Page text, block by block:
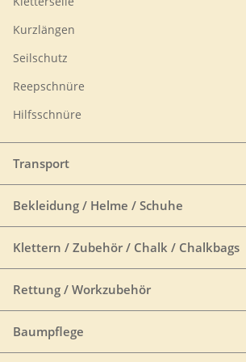
Kurzlängen
Seilschutz
Reepschnüre
Hilfsschnüre
Transport
Bekleidung / Helme / Schuhe
Klettern / Zubehör / Chalk / Chalkbags
Rettung / Workzubehör
Baumpflege